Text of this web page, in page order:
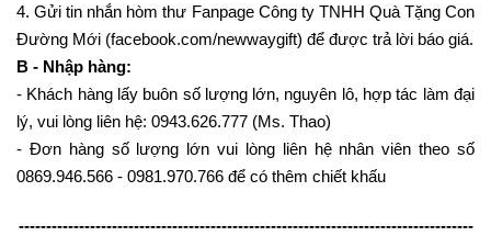
4. Gửi tin nhắn hòm thư Fanpage Công ty TNHH Quà Tặng Con
Đường Mới (facebook.com/newwaygift) để được trả lời báo giá.
B - Nhập hàng:
- Khách hàng lấy buôn số lượng lớn, nguyên lô, hợp tác làm đại
lý, vui lòng liên hệ: 0943.626.777 (Ms. Thao)
- Đơn hàng số lượng lớn vui lòng liên hệ nhân viên theo số
0869.946.566 - 0981.970.766 để có thêm chiết khấu
-----------------------------------------------------------------------------------